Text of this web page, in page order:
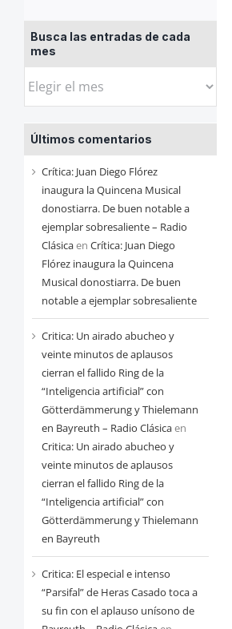
Busca las entradas de cada
mes
Busca
entradas
de
cada
mes
Últimos comentarios
Crítica: Juan Diego Flórez
inaugura la Quincena Musical
donostiarra. De buen notable a
ejemplar sobresaliente – Radio
Clásicaen Crítica: Juan Diego
Flórez inaugura la Quincena
Musical donostiarra. De buen
notable a ejemplar sobresaliente
Critica: Un airado abucheo y
veinte minutos de aplausos
cierran el fallido Ring de la
“Inteligencia artificial” con
Götterdämmerung y Thielemann
en Bayreuth – Radio Clásicaen
Critica: Un airado abucheo y
veinte minutos de aplausos
cierran el fallido Ring de la
“Inteligencia artificial” con
Götterdämmerung y Thielemann
en Bayreuth
Critica: El especial e intenso
“Parsifal” de Heras Casado toca a
su fin con el aplauso unísono de